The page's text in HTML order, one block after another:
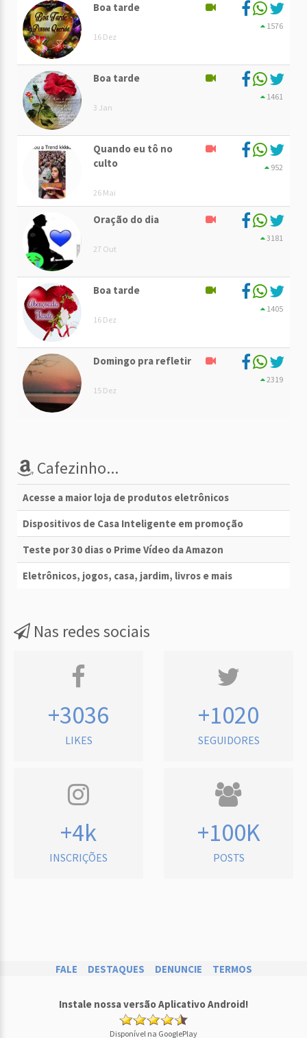
Boa tarde
16 Dez
1576
Boa tarde
3 Jan
1461
Quando eu tô no
culto
26 Mai
952
Oração do dia
27 Out
3181
Boa tarde
16 Dez
1405
Domingo pra refletir
15 Dez
2319
Cafezinho...
Acesse a maior loja de produtos eletrônicos
Dispositivos de Casa Inteligente em promoção
Teste por 30 dias o Prime Vídeo da Amazon
Eletrônicos, jogos, casa, jardim, livros e mais
Nas redes sociais
+3036
LIKES
+1020
SEGUIDORES
+4k
INSCRIÇÕES
+100K
POSTS
FALE DESTAQUES DENUNCIE TERMOS
Instale nossa versão Aplicativo Android!
Disponível na GooglePlay